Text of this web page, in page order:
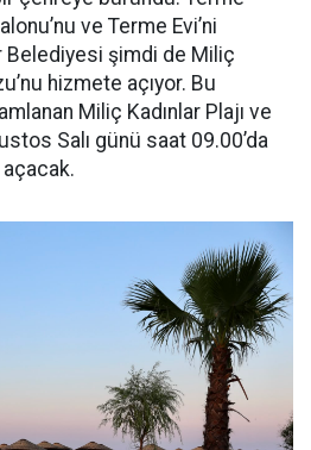
ve Terme Evi’ni
Belediyesi şimdi de Miliç
hizmete açıyor. Bu
Miliç Kadınlar Plajı ve
Salı günü saat 09.00’da
açacak.